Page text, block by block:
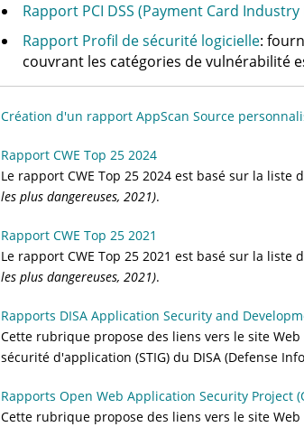
Rapport PCI DSS (Payment Card
Rapport Profil de sécurité logicielle:
couvrant les catégories de vulnérabilité
Création d'un rapport AppScan Source
Rapport CWE Top 25 2024
Le rapport CWE Top 25 2024 est basé sur la liste
les plus dangereuses, 2021).
Rapport CWE Top 25 2021
Le rapport CWE Top 25 2021 est basé sur la liste
les plus dangereuses, 2021).
Rapports DISA Application Security and
Cette rubrique propose des liens vers le site
sécurité d'application (STIG) du DISA (Defense
Rapports Open Web Application Security Project
Cette rubrique propose des liens vers le site